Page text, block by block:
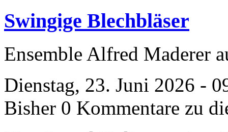
Swingige Blechbläser
Ensemble Alfred Maderer
Dienstag, 23. Juni 2026 -
Bisher 0 Kommentare zu